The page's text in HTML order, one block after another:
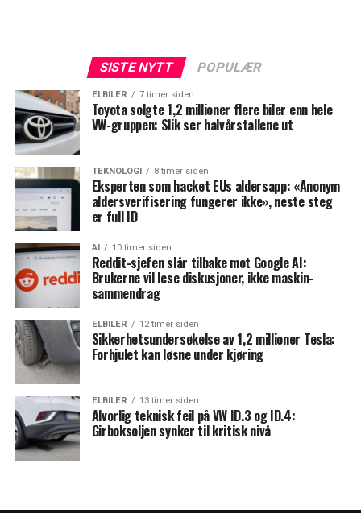
SISTE NYTT POPULÆR
ELBILER 7 timer siden
Toyota solgte 1,2 millioner flere biler enn hele
VW-gruppen: Slik ser halvårstallene ut
TEKNOLOGI 8 timer siden
Eksperten som hacket EUs aldersapp: «Anonym
aldersverifisering fungerer ikke», neste steg
er full ID
AI 10 timer siden
Reddit-sjefen slår tilbake mot Google AI:
Brukerne vil lese diskusjoner, ikke maskin-
sammendrag
ELBILER 12 timer siden
Sikkerhetsundersøkelse av 1,2 millioner Tesla:
Forhjulet kan løsne under kjøring
ELBILER 13 timer siden
Alvorlig teknisk feil på VW ID.3 og ID.4:
Girboksoljen synker til kritisk nivå